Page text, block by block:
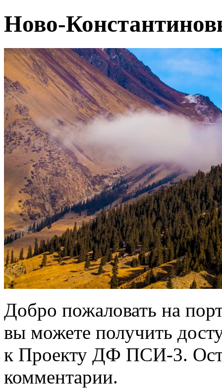
Ново-
Добро пожаловать на
вы можете получить
к Проекту ДФ ПСИ-3.
комментарии.